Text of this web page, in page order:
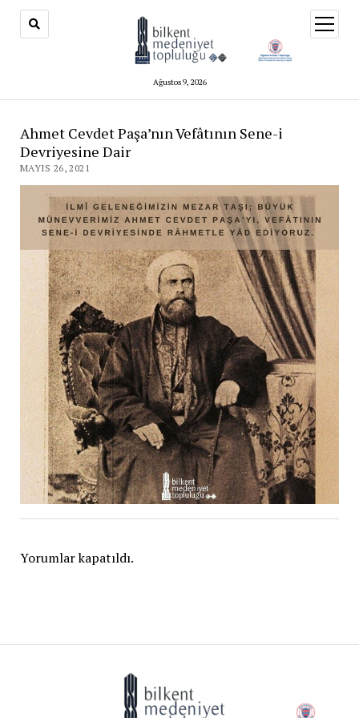
Ağustos 9, 2026
aç
Ahmet Cevdet Paşa’nın Vefâtının Sene-i
Devriyesine Dair
MAYIS 26, 2021
Yorumlar kapatıldı.